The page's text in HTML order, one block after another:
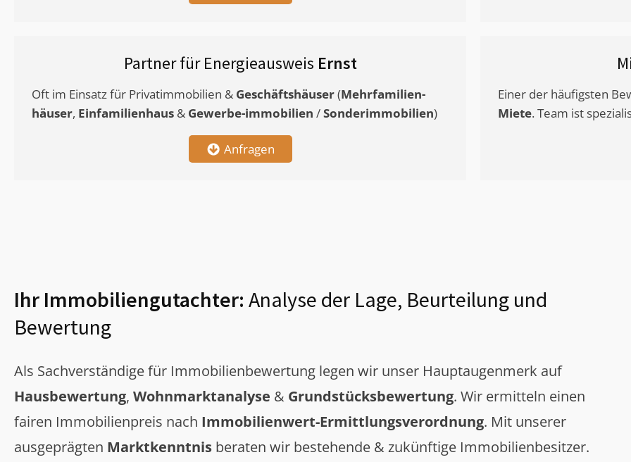
Partner für Energieausweis Ernst
Oft im Einsatz für Privatimmobilien & Geschäftshäuser(Mehrfamilien-
häuser, Einfamilienhaus & Gewerbe-immobilien /Sonderimmobilien)
Anfragen
Einer der häufigsten
Miete. Team ist
Ihr Immobiliengutachter: Analyse der Lage, Beurteilung und
Bewertung
Als Sachverständige für Immobilienbewertung legen wir unser Hauptaugenmerk auf
Hausbewertung, Wohnmarktanalyse & Grundstücksbewertung. Wir ermitteln einen
fairen Immobilienpreis nach Immobilienwert-Ermittlungsverordnung. Mit unserer
ausgeprägten Marktkenntnis beraten wir bestehende & zukünftige Immobilienbesitzer.